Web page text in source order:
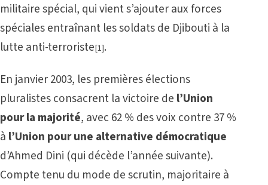
militaire spécial, qui vient s’ajouter aux forces
spéciales entraînant les soldats de Djibouti à la
lutte anti-terroriste[1].
En janvier 2003, les premières élections
pluralistes consacrent la victoire de l’Union
pour la majorité, avec 62 % des voix contre 37 %
à l’Union pour une alternative démocratique
d’Ahmed Dini (qui décède l’année suivante).
Compte tenu du mode de scrutin, majoritaire à